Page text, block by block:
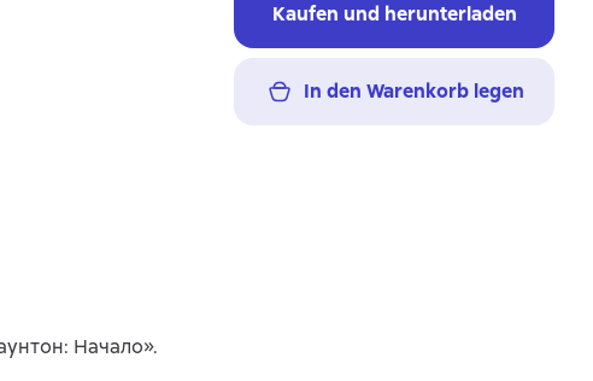
Kaufen und herunterladen
In den Warenkorb legen
Начало».